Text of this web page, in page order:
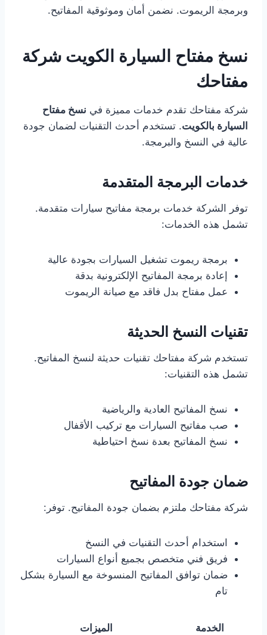
وبرمجة الريموت. نضمن أمان وموثوقية المفاتيح.
نسخ مفتاح السيارة الكويت شركة
مفتاحك
شركة مفتاحك تقدم خدمات مميزة في نسخ مفتاح
السيارة بالكويت. تستخدم أحدث التقنيات لضمان جودة
عالية في النسخ والبرمجة.
خدمات البرمجة المتقدمة
توفر الشركة خدمات برمجة مفاتيح سيارات متقدمة.
تشمل هذه الخدمات:
برمجة ريموت تشغيل السيارات بجودة عالية
إعادة برمجة المفاتيح الإلكترونية بدقة
عمل مفتاح بدل فاقد مع صيانة الريموت
تقنيات النسخ الحديثة
تستخدم شركة مفتاحك تقنيات حديثة لنسخ المفاتيح.
تشمل هذه التقنيات:
نسخ المفاتيح العادية والرياضية
صب مفاتيح السيارات مع تركيب الأقفال
نسخ المفاتيح بعدة نسخ احتياطية
ضمان جودة المفاتيح
شركة مفتاحك ملتزم بضمان جودة المفاتيح. توفر:
استخدام أحدث التقنيات في النسخ
فريق فني متخصص بجميع أنواع السيارات
ضمان توافق المفاتيح المنسوخة مع السيارة بشكل
تام
الخدمة
الميزات